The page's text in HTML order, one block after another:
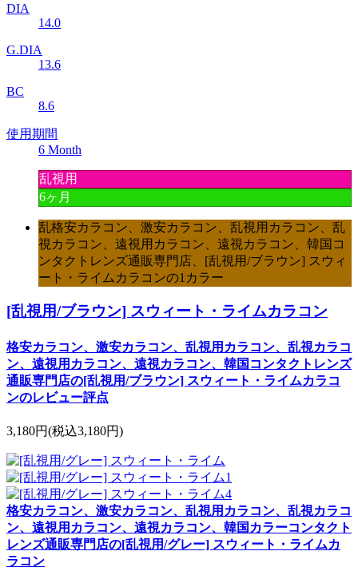
DIA
14.0
G.DIA
13.6
BC
8.6
使用期間
6 Month
乱視用
6ヶ月
乱格安カラコン、激安カラコン、乱視用カラコン、乱
視カラコン、遠視用カラコン、遠視カラコン、韓国コ
ンタクトレンズ通販専門店、[乱視用/ブラウン] スウィ
ート・ライムカラコンの1カラー
[乱視用/ブラウン] スウィート・ライムカラコン
格安カラコン、激安カラコン、乱視用カラコン、乱視カラコ
ン、遠視用カラコン、遠視カラコン、韓国コンタクトレンズ
通販専門店の[乱視用/ブラウン] スウィート・ライムカラコ
ンのレビュー評点
3,180円(税込3,180円)
格安カラコン、激安カラコン、乱視用カラコン、乱視カラコ
ン、遠視用カラコン、遠視カラコン、韓国カラーコンタクト
レンズ通販専門店の[乱視用/グレー] スウィート・ライムカ
ラコン